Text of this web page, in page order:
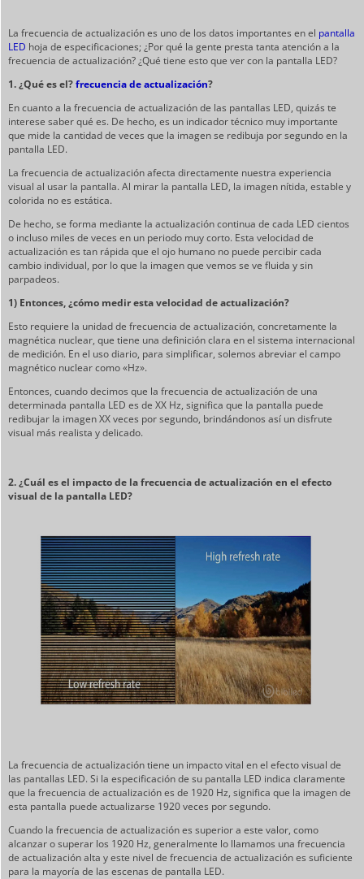
La frecuencia de actualización es uno de los datos importantes en el pantalla
LED hoja de especificaciones; ¿Por qué la gente presta tanta atención a la
frecuencia de actualización? ¿Qué tiene esto que ver con la pantalla LED?
1. ¿Qué es el?frecuencia de actualización?
En cuanto a la frecuencia de actualización de las pantallas LED, quizás te
interese saber qué es. De hecho, es un indicador técnico muy importante
que mide la cantidad de veces que la imagen se redibuja por segundo en la
pantalla LED.
La frecuencia de actualización afecta directamente nuestra experiencia
visual al usar la pantalla. Al mirar la pantalla LED, la imagen nítida, estable y
colorida no es estática.
De hecho, se forma mediante la actualización continua de cada LED cientos
o incluso miles de veces en un periodo muy corto. Esta velocidad de
actualización es tan rápida que el ojo humano no puede percibir cada
cambio individual, por lo que la imagen que vemos se ve fluida y sin
parpadeos.
1) Entonces, ¿cómo medir esta velocidad de actualización?
Esto requiere la unidad de frecuencia de actualización, concretamente la
magnética nuclear, que tiene una definición clara en el sistema internacional
de medición. En el uso diario, para simplificar, solemos abreviar el campo
magnético nuclear como «Hz».
Entonces, cuando decimos que la frecuencia de actualización de una
determinada pantalla LED es de XX Hz, significa que la pantalla puede
redibujar la imagen XX veces por segundo, brindándonos así un disfrute
visual más realista y delicado.
2.¿Cuál es el impacto de la frecuencia de actualización en el efecto
visual de la pantalla LED?
La frecuencia de actualización tiene un impacto vital en el efecto visual de
las pantallas LED. Si la especificación de su pantalla LED indica claramente
que la frecuencia de actualización es de 1920 Hz, significa que la imagen de
esta pantalla puede actualizarse 1920 veces por segundo.
Cuando la frecuencia de actualización es superior a este valor, como
alcanzar o superar los 1920 Hz, generalmente lo llamamos una frecuencia
de actualización alta y este nivel de frecuencia de actualización es suficiente
para la mayoría de las escenas de pantalla LED.